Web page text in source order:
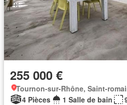
255 000 €
Tournon-sur-Rhône, Saint-
4 Pièces
1 Salle de bain